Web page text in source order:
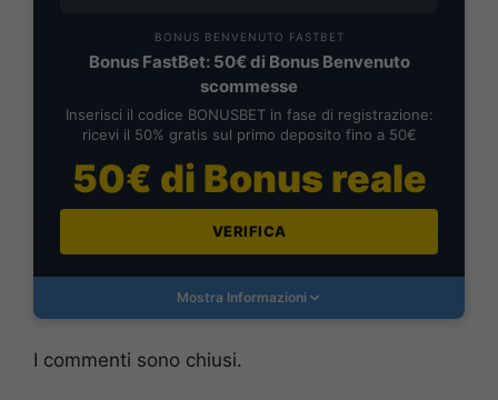
BONUS BENVENUTO FASTBET
Bonus FastBet: 50€ di Bonus Benvenuto
scommesse
Inserisci il codice BONUSBET in fase di registrazione:
ricevi il 50% gratis sul primo deposito fino a 50€
50€ di Bonus reale
VERIFICA
Mostra Informazioni
I commenti sono chiusi.